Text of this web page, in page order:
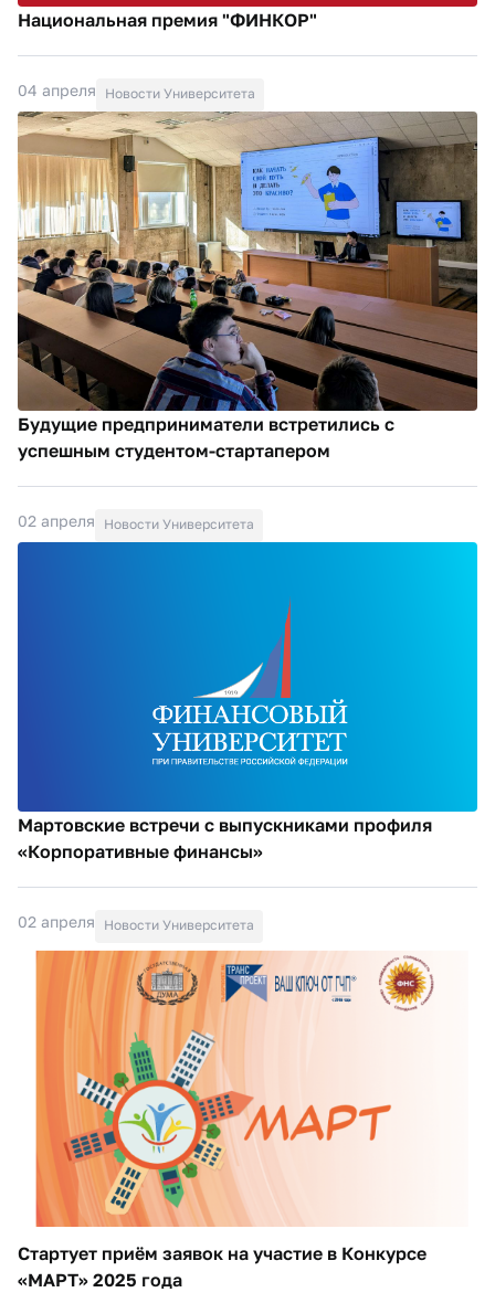
Национальная премия "ФИНКОР"
04 апреля Новости Университета
Будущие предприниматели встретились с
успешным студентом-стартапером
02 апреля Новости Университета
Мартовские встречи с выпускниками профиля
«Корпоративные финансы»
02 апреля Новости Университета
Стартует приём заявок на участие в Конкурсе
«МАРТ» 2025 года